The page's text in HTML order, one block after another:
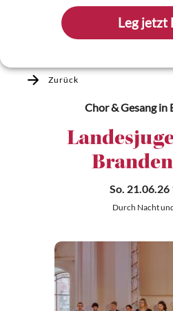
Leg jetzt
Zurück
Chor & Gesangin
So. 21.06.26
Durch Nacht